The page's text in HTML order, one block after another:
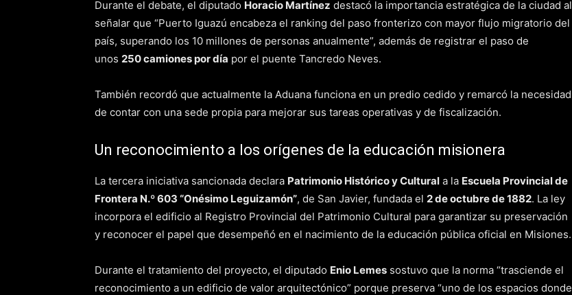
Durante el debate, el diputado Horacio Martínez destacó la importancia estratégica de la ciudad al
señalar que “Puerto Iguazú encabeza el ranking del paso fronterizo con mayor flujo migratorio del
país, superando los 10 millones de personas anualmente”, además de registrar el paso de
unos 250 camiones por día por el puente Tancredo Neves.
También recordó que actualmente la Aduana funciona en un predio cedido y remarcó la necesidad
de contar con una sede propia para mejorar sus tareas operativas y de fiscalización.
Un reconocimiento a los orígenes de la educación misionera
La tercera iniciativa sancionada declara Patrimonio Histórico y Cultural a la Escuela Provincial de
Frontera N.º 603 “Onésimo Leguizamón”, de San Javier, fundada el 2 de octubre de 1882. La ley
incorpora el edificio al Registro Provincial del Patrimonio Cultural para garantizar su preservación
y reconocer el papel que desempeñó en el nacimiento de la educación pública oficial en Misiones.
Durante el tratamiento del proyecto, el diputado Enio Lemes sostuvo que la norma “trasciende el
reconocimiento a un edificio de valor arquitectónico” porque preserva “uno de los espacios donde